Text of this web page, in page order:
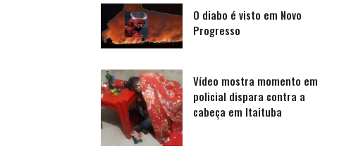
O diabo é visto em Novo
Progresso
Vídeo mostra momento em
policial dispara contra a
cabeça em Itaituba